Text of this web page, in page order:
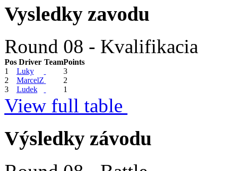
Vysledky zavodu
Round 08 - Kvalifikacia
Pos Driver TeamPoints
1
Luky
3
2
MarcelZ
2
3
Ludek 1
View full table
Výsledky závodu